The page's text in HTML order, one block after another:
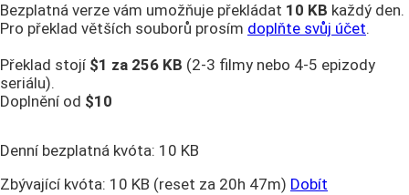
Bezplatná verze vám umožňuje překládat 10 KB každý den.
Pro překlad větších souborů prosím doplňte svůj účet.
Překlad stojí $1 za 256 KB (2-3 filmy nebo 4-5 epizody
seriálu).
Doplnění od $10
Denní bezplatná kvóta: 10 KB
Zbývající kvóta: 10 KB (reset za 20h 47m) Dobít